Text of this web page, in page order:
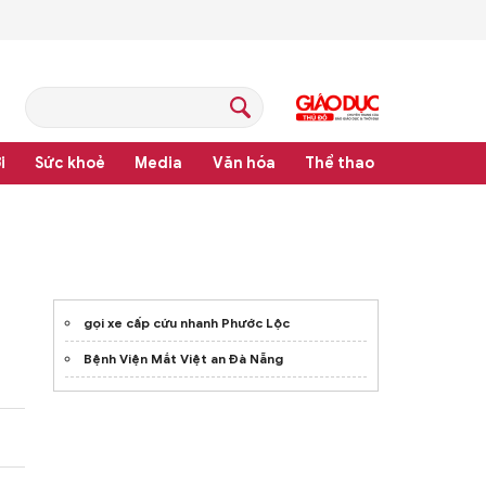
Sức khoẻ Media Văn hóa Thể thao
gọi xe cấp cứu nhanh Phước Lộc
Bệnh Viện Mắt Việt an Đà Nẵng